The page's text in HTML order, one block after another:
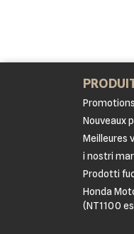
Promotions
Nouveaux
Meilleures
i nostri
Prodotti
Honda
(NT1100